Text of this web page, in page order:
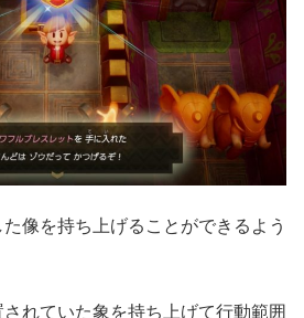
像を持ち上げることができるよう
れていた象を持ち上げて行動範囲